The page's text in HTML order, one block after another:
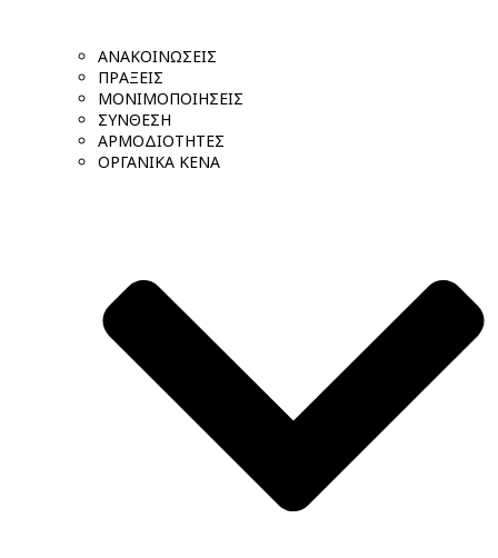
ΑΝΑΚΟΙΝΩΣΕΙΣ
ΠΡΑΞΕΙΣ
ΜΟΝΙΜΟΠΟΙΗΣΕΙΣ
ΣΥΝΘΕΣΗ
ΑΡΜΟΔΙΟΤΗΤΕΣ
ΟΡΓΑΝΙΚΑ ΚΕΝΑ